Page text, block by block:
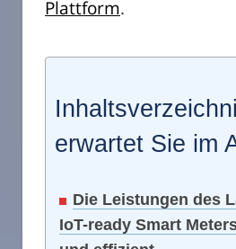
Plattform.
erwartet Sie im
Die Leistungen des
IoT-ready Smart